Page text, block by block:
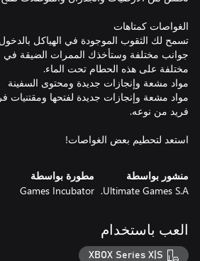
تسمح لك الثقوب الموجودة في الهياكل
جوانب مختلفة وستأخذك الممرات الضيقة في
مواد مشعة وإنجازات جديدة لفتحها ومقتنيات
استعد لتحطيم بعض الغواصات!
منشور بواسطة
Ultimate Games S.A.
مطورة بواسطة
Games Incubator
العب باستخدام
XBOX Series X|S